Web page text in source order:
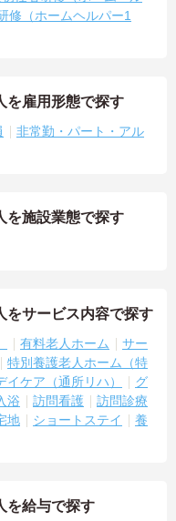
修（ホームヘルパー1
を雇用形態で探す
非常勤・パート・アル
を施設業態で探す
をサービス内容で探す
有料老人ホーム
サー
特別養護老人ホーム（特
イケア（通所リハ）
グ
浴 訪問看護
訪問診療
地 ショートステイ
養
を給与で探す